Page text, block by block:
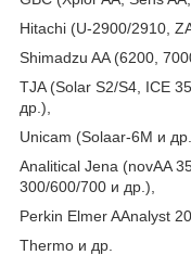
Hitachi (U-2900/2910,
Shimadzu AA (6200,
TJA (Solar S2/S4, ICE
др.),
Unicam (Solaar-6М и
Analitical Jena (novAA
300/600/700 и др.),
Perkin Elmer AAnalyst
Thermo и др.